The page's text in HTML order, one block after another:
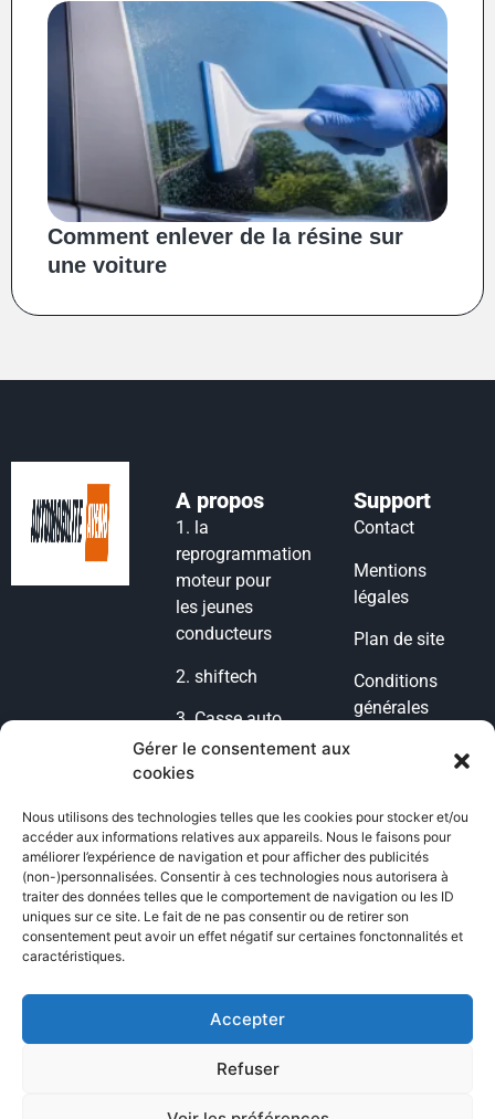
Gérer le consentement aux
cookies
Nous utilisons des technologies telles que les cookies pour stocker et/ou
accéder aux informations relatives aux appareils. Nous le faisons pour
améliorer l’expérience de navigation et pour afficher des publicités
(non-)personnalisées. Consentir à ces technologies nous autorisera à
traiter des données telles que le comportement de navigation ou les ID
uniques sur ce site. Le fait de ne pas consentir ou de retirer son
consentement peut avoir un effet négatif sur certaines fonctonnalités et
caractéristiques.
Accepter
Refuser
Comment enlever de la résine sur
une voiture
A propos
1. la
reprogrammation
moteur pour
les jeunes
conducteurs
2.shiftech
3.Casse auto
lyon
77
5.POG
Voiture
6.casse auto
7.GMK
Support
Contact
Mentions
légales
Plan de site
Conditions
générales
vente
Politique de
cookies
Politique de